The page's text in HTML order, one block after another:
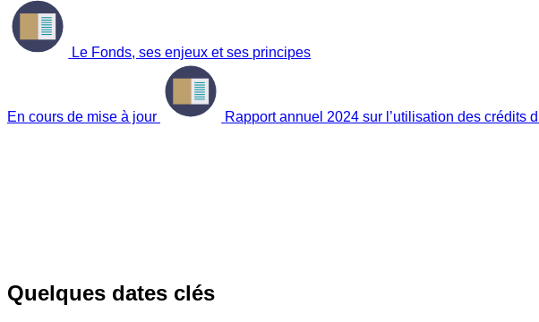
Le Fonds, ses enjeux et ses principes
En cours de mise à jour Rapport annuel 2024 sur l’utilisation des crédits
Quelques dates clés